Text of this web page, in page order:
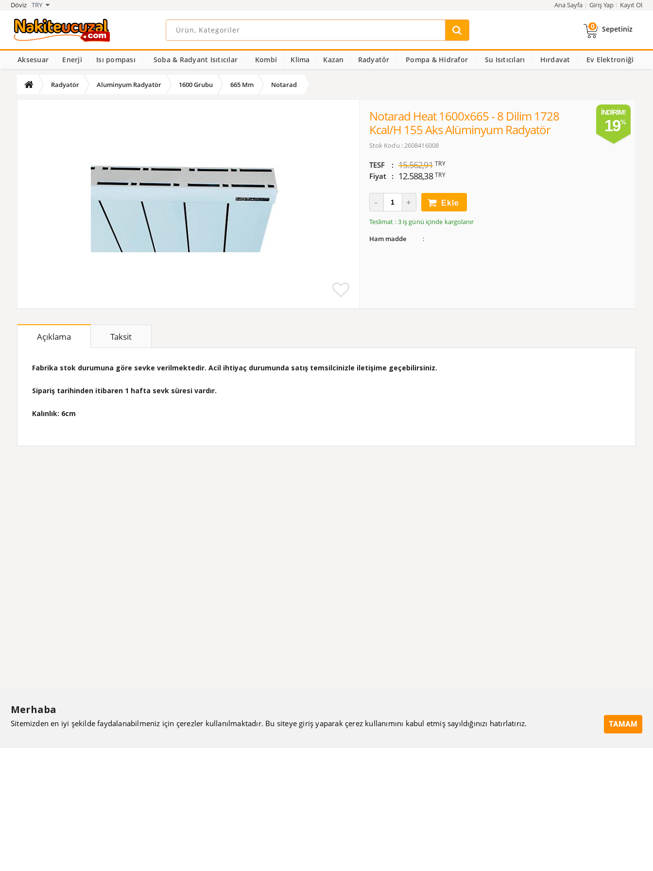
Döviz TRY Ana Sayfa Giriş Yap Kayıt Ol
0 Sepetiniz
Aksesuar Enerji Isı pompası Soba & Radyant Isıtıcılar Kombi Klima Kazan Radyatör Pompa & Hidrafor Su Isıtıcıları Hırdavat Ev Elektroniği
Radyatör Aluminyum Radyatör 1600 Grubu 665 Mm Notarad
Notarad Heat 1600x665 - 8 Dilim 1728
Kcal/h 155 Aks Alüminyum Radyatör
Stok Kodu : 2608416008
TESF 15.562,91 TRY
Fiyat 12.588,38 TRY
Ekle
Teslimat : 3 iş günü içinde kargolanır
Ham madde
İNDIRIM!
19
Açıklama Taksit
Fabrika stok durumuna göre sevke verilmektedir. Acil ihtiyaç durumunda satış temsilcinizle iletişime geçebilirsiniz.
Sipariş tarihinden itibaren 1 hafta sevk süresi vardır.
Kalınlık: 6cm
Merhaba
Sitemizden en iyi şekilde faydalanabilmeniz için çerezler kullanılmaktadır. Bu siteye giriş yaparak çerez kullanımını kabul etmiş sayıldığınızı hatırlatırız. TAMAM